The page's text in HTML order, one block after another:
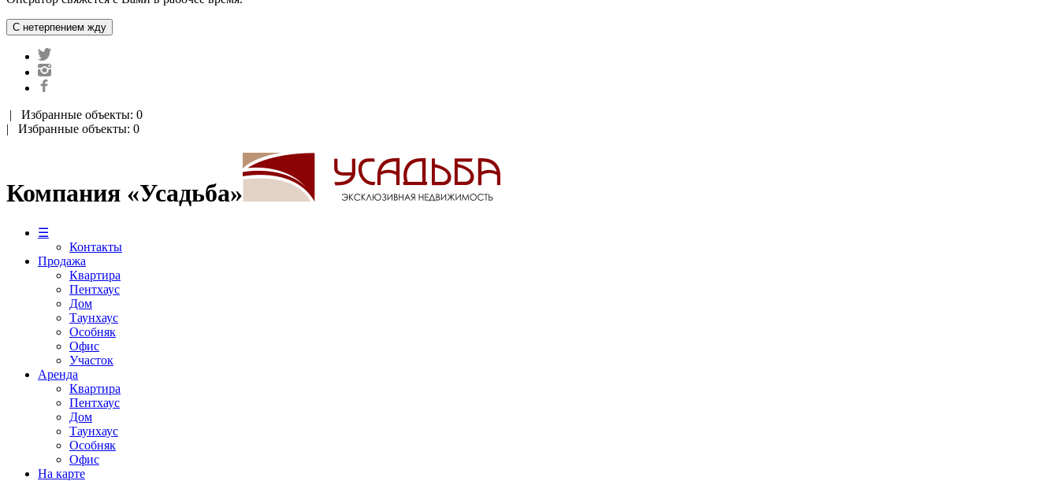
| Избранные объекты: 0
| Избранные объекты: 0
Компания «Усадьба»
☰
Контакты
Продажа
Квартира
Пентхаус
Дом
Таунхаус
Особняк
Офис
Участок
Аренда
Квартира
Пентхаус
Дом
Таунхаус
Особняк
Офис
На карте